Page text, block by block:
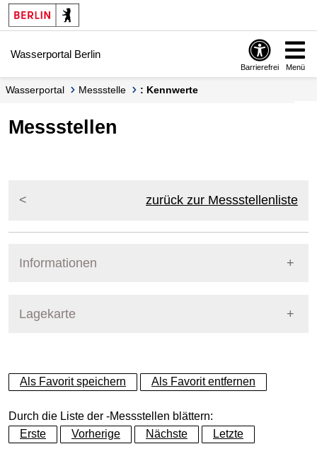
Springe zur Navigation
Springe zum Inhalt
Wasserportal Berlin
Barrierefrei Menü
Wasserportal Messstelle : Kennwerte
Messstellen
zurück zur Messstellenliste
Informationen
Lagekarte
+
−
Als Favorit speichern Als Favorit entfernen
Durch die Liste der -Messstellen blättern:
Erste
Vorherige Nächste Letzte